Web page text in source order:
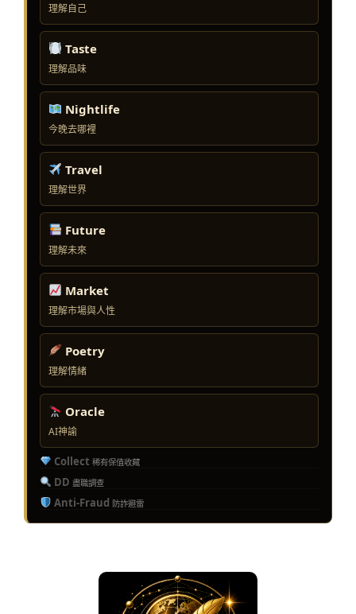
理解自己
Taste
理解品味
Nightlife
今晚去哪裡
Travel
理解世界
Future
理解未來
Market
理解市場與人性
Poetry
理解情緒
Oracle
AI神諭
Collect 稀有保值收藏
DD 盡職調查
Anti-Fraud 防詐避雷